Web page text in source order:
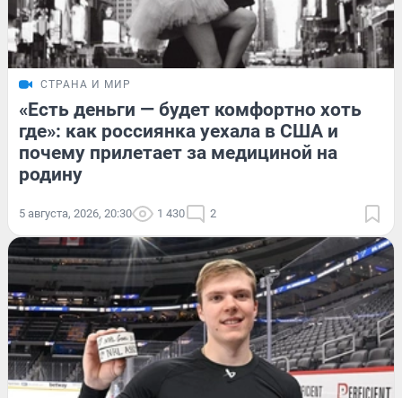
СТРАНА И МИР
«Есть деньги — будет комфортно хоть
где»: как россиянка уехала в США и
почему прилетает за медициной на
родину
5 августа, 2026, 20:30 1 430 2